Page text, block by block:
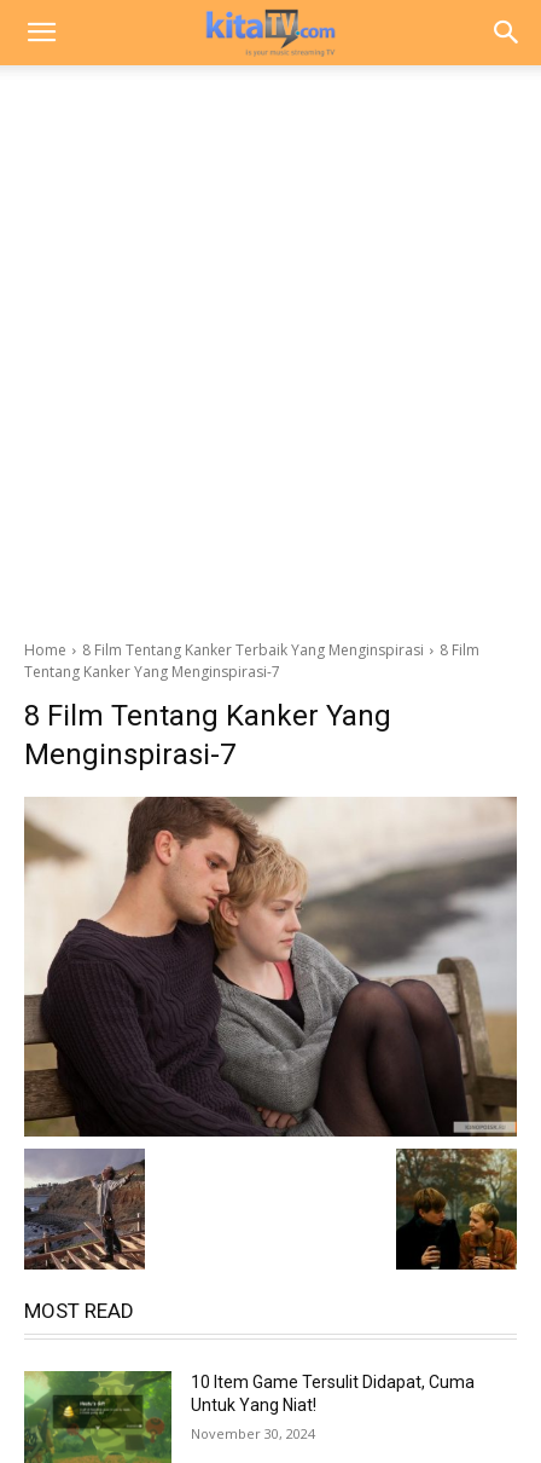
Home 8 Film Tentang Kanker Terbaik Yang Menginspirasi
8 Film
Tentang Kanker Yang Menginspirasi-7
8 Film Tentang Kanker Yang
Menginspirasi-7
MOST READ
10 Item Game Tersulit Didapat, Cuma
Untuk Yang Niat!
November 30, 2024